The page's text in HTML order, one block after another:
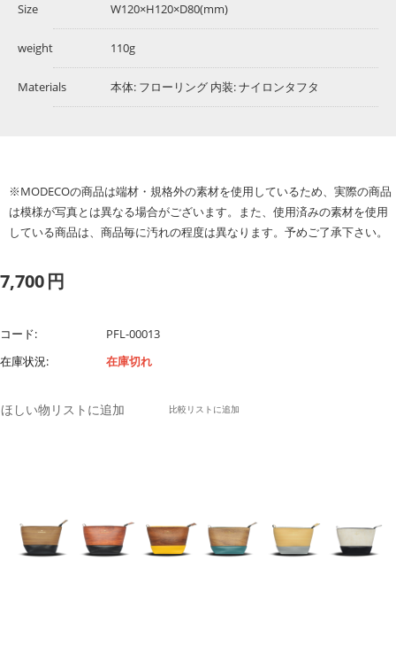
Size W120×H120×D80(mm)
weight 110g
Materials 本体: フローリング 内装: ナイロンタフタ
※MODECOの商品は端材・規格外の素材を使用しているため、実際の商品
は模様が写真とは異なる場合がございます。また、使用済みの素材を使用
している商品は、商品毎に汚れの程度は異なります。予めご了承下さい。
7,700円
コード:
PFL-00013
在庫状況:
在庫切れ
ほしい物リストに追加 比較リストに追加